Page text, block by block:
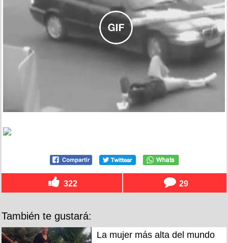
322 29
También te gustará:
La mujer más alta del mundo